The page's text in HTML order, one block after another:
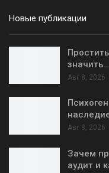
Новые публикации
значить…
Авг 8, 2026
Авг 8, 2026
Зачем
аудит и